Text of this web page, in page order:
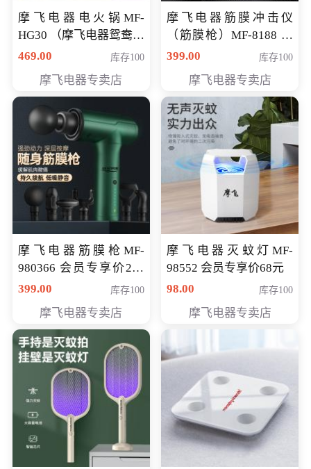
摩飞电器电火锅MF-
HG30 （摩飞电器鸳鸯锅
MF-HG30 ） 会员专享价
469.00 库存100
摩飞电器专卖店
摩飞电器筋膜冲击仪
（筋膜枪）MF-8188 会
员专享价268元
399.00 库存100
摩飞电器专卖店
摩飞电器筋膜枪MF-
980366 会员专享价299
元
399.00 库存100
摩飞电器专卖店
摩飞电器灭蚊灯MF-
98552 会员专享价68元
98.00
库存100
摩飞电器专卖店